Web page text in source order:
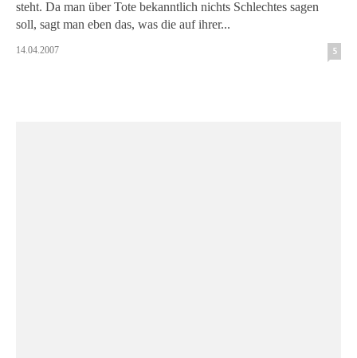
steht. Da man über Tote bekanntlich nichts Schlechtes sagen
soll, sagt man eben das, was die auf ihrer...
14.04.2007 5